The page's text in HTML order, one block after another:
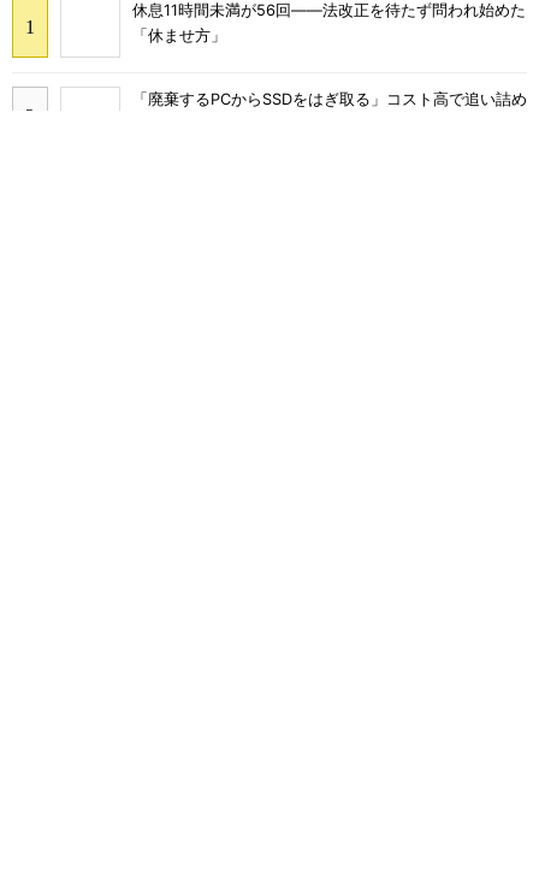
休息11時間未満が56回――法改正を待たず問われ始めた
「休ませ方」
「廃棄するPCからSSDをはぎ取る」コスト高で追い詰め